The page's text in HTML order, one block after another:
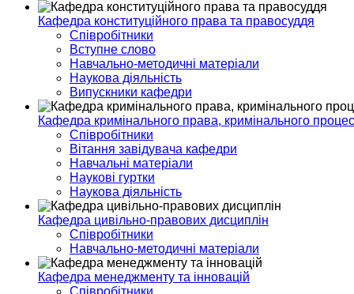
Кафедра конституційного права та правосуддя
Співробітники
Вступне слово
Навчально-методичні матеріали
Наукова діяльність
Випускники кафедри
Кафедра кримінального права, кримінального
Співробітники
Вітання завідувача кафедри
Навчальні матеріали
Наукові гуртки
Наукова діяльність
Кафедра цивільно-правових дисциплін
Співробітники
Навчально-методичні матеріали
Кафедра менеджменту та інновацій
Співробітники